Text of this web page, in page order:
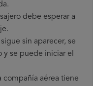
debe esperar a
sin aparecer, se
y se puede iniciar el
compañía aérea tiene